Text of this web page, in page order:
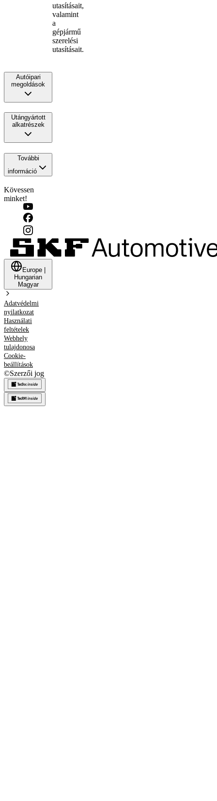
utasításait,
valamint
a
gépjármű
szerelési
utasításait.
Autóipari
megoldások
Utángyártott
alkatrészek
További
információ
Kövessen
minket!
Europe
Hungarian
Magyar
Adatvédelmi
nyilatkozat
Használati
feltételek
Webhely
tulajdonosa
Cookie-
beállítások
©Szerzői jog